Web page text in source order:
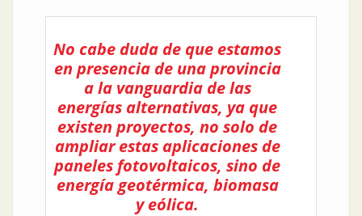
No cabe duda de que estamos
en presencia de una provincia
a la vanguardia de las
energías alternativas, ya que
existen proyectos, no solo de
ampliar estas aplicaciones de
paneles fotovoltaicos, sino de
energía geotérmica, biomasa
y eólica.